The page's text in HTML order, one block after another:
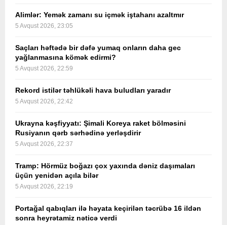
Alimlər: Yemək zamanı su içmək iştahanı azaltmır
5 Avqust 2026, 23:05
Saçları həftədə bir dəfə yumaq onların daha gec
yağlanmasına kömək edirmi?
5 Avqust 2026, 22:59
Rekord istilər təhlükəli hava buludları yaradır
5 Avqust 2026, 22:42
Ukrayna kəşfiyyatı: Şimali Koreya raket bölməsini
Rusiyanın qərb sərhədinə yerləşdirir
5 Avqust 2026, 22:37
Tramp: Hörmüz boğazı çox yaxında dəniz daşımaları
üçün yenidən açıla bilər
5 Avqust 2026, 22:19
Portağal qabıqları ilə həyata keçirilən təcrübə 16 ildən
sonra heyrətamiz nəticə verdi